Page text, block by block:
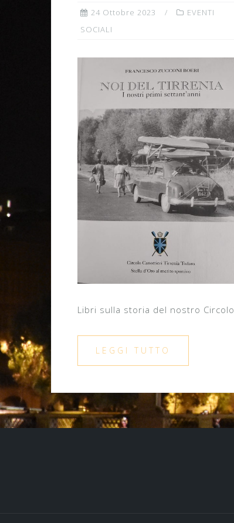
24 Ottobre 2023
EVENTI
SOCIALI
Libri sulla storia del nostro Circolo
LEGGI TUTTO